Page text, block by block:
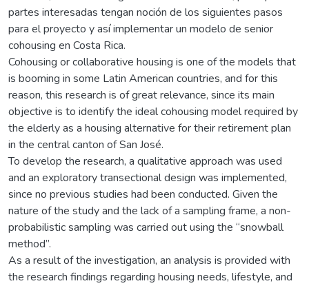
partes interesadas tengan noción de los siguientes pasos
para el proyecto y así implementar un modelo de senior
cohousing en Costa Rica.
Cohousing or collaborative housing is one of the models that
is booming in some Latin American countries, and for this
reason, this research is of great relevance, since its main
objective is to identify the ideal cohousing model required by
the elderly as a housing alternative for their retirement plan
in the central canton of San José.
To develop the research, a qualitative approach was used
and an exploratory transectional design was implemented,
since no previous studies had been conducted. Given the
nature of the study and the lack of a sampling frame, a non-
probabilistic sampling was carried out using the “snowball
method”.
As a result of the investigation, an analysis is provided with
the research findings regarding housing needs, lifestyle, and